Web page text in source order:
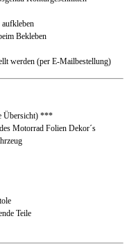
Bekleben
werden (per E-Mailbestellung)
Übersicht) ***
Motorrad Folien Dekor´s
Teile